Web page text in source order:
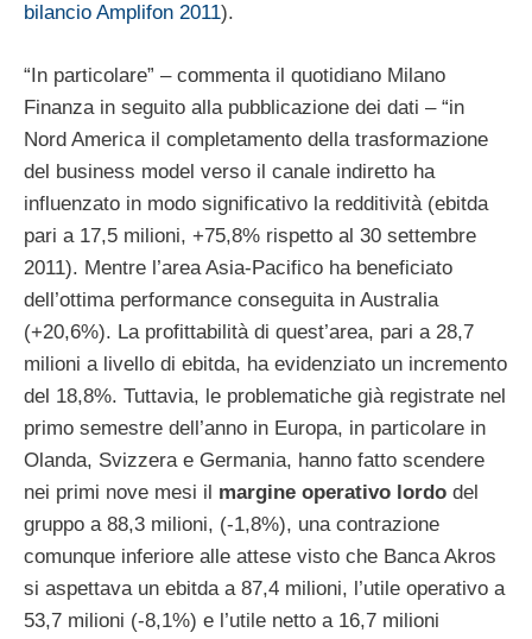
bilancio Amplifon 2011).
“In particolare” – commenta il quotidiano Milano
Finanza in seguito alla pubblicazione dei dati – “in
Nord America il completamento della trasformazione
del business model verso il canale indiretto ha
influenzato in modo significativo la redditività (ebitda
pari a 17,5 milioni, +75,8% rispetto al 30 settembre
2011). Mentre l’area Asia-Pacifico ha beneficiato
dell’ottima performance conseguita in Australia
(+20,6%). La profittabilità di quest’area, pari a 28,7
milioni a livello di ebitda, ha evidenziato un incremento
del 18,8%. Tuttavia, le problematiche già registrate nel
primo semestre dell’anno in Europa, in particolare in
Olanda, Svizzera e Germania, hanno fatto scendere
nei primi nove mesi il margine operativo lordo del
gruppo a 88,3 milioni, (-1,8%), una contrazione
comunque inferiore alle attese visto che Banca Akros
si aspettava un ebitda a 87,4 milioni, l’utile operativo a
53,7 milioni (-8,1%) e l’utile netto a 16,7 milioni